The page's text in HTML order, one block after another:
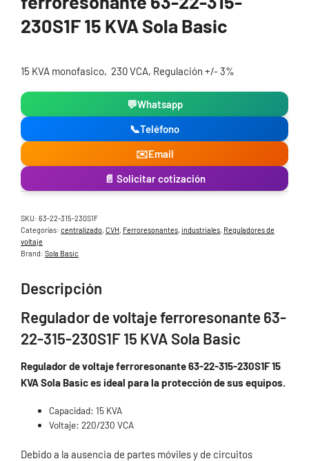
230S1F 15 KVA Sola Basic
15 KVA monofasico, 230 VCA, Regulación +/- 3%
💬Whatsapp
📞Teléfono
✉️Email
📄 Solicitar cotización
SKU: 63-22-315-230S1F
Categorías: centralizado, CVH, Ferroresonantes, industriales, Reguladores de
voltaje
Brand: Sola Basic
Descripción
Regulador de voltaje ferroresonante 63-
22-315-230S1F 15 KVA Sola Basic
Regulador de voltaje ferroresonante 63-22-315-230S1F 15
KVA Sola Basic es ideal para la protección de sus equipos.
Capacidad: 15 KVA
Voltaje: 220/230 VCA
Debido a la ausencia de partes móviles y de circuitos